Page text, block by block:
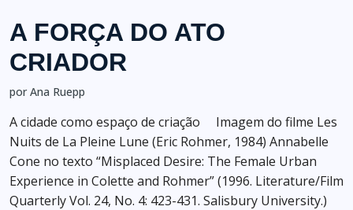
A FORÇA DO ATO
CRIADOR
por Ana Ruepp
A cidade como espaço de criação Imagem do filme Les
Nuits de La Pleine Lune (Eric Rohmer, 1984) Annabelle
Cone no texto “Misplaced Desire: The Female Urban
Experience in Colette and Rohmer” (1996. Literature/Film
Quarterly Vol. 24, No. 4: 423-431. Salisbury University.)